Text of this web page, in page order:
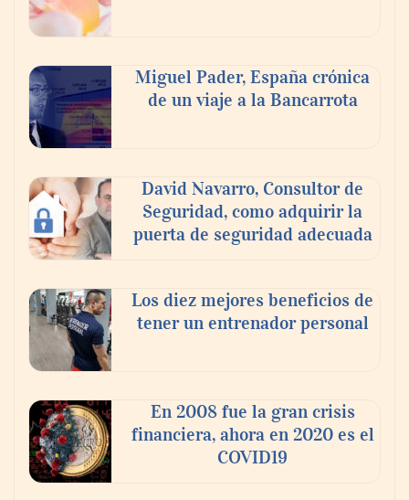
Última llamada: los destinos con las
mayores caídas de precios para este
agosto, según KAYAK
Miguel Pader, España crónica
de un viaje a la Bancarrota
David Navarro, Consultor de
Seguridad, como adquirir la
puerta de seguridad adecuada
Los diez mejores beneficios de
tener un entrenador personal
En 2008 fue la gran crisis
financiera, ahora en 2020 es el
COVID19